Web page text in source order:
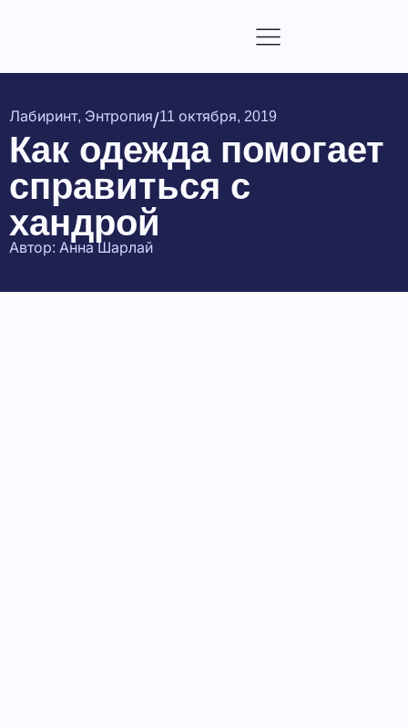
Лабиринт, Энтропия/11 октября, 2019
Как одежда помогает
справиться с
хандрой
Автор: Анна Шарлай